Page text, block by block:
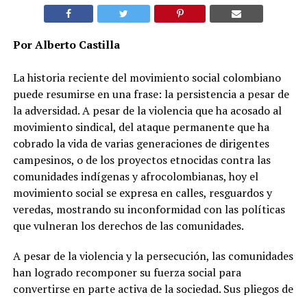
Por Alberto Castilla
La historia reciente del movimiento social colombiano
puede resumirse en una frase: la persistencia a pesar de
la adversidad. A pesar de la violencia que ha acosado al
movimiento sindical, del ataque permanente que ha
cobrado la vida de varias generaciones de dirigentes
campesinos, o de los proyectos etnocidas contra las
comunidades indígenas y afrocolombianas, hoy el
movimiento social se expresa en calles, resguardos y
veredas, mostrando su inconformidad con las políticas
que vulneran los derechos de las comunidades.
A pesar de la violencia y la persecución, las comunidades
han logrado recomponer su fuerza social para
convertirse en parte activa de la sociedad. Sus pliegos de